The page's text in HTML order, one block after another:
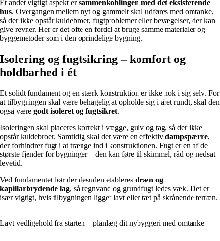
Et andet vigtigt aspekt ersammenkoblingen med det eksisterende
hus. Overgangen mellem nyt og gammelt skal udføres med omtanke,
så der ikke opstår kuldebroer, fugtproblemer eller bevægelser, der kan
give revner. Her er det ofte en fordel at bruge samme materialer og
byggemetoder som i den oprindelige bygning.
Isolering og fugtsikring – komfort og
holdbarhed i ét
Et solidt fundament og en stærk konstruktion er ikke nok i sig selv. For
at tilbygningen skal være behagelig at opholde sig i året rundt, skal den
også være godt isoleret og fugtsikret.
Isoleringen skal placeres korrekt i vægge, gulv og tag, så der ikke
opstår kuldebroer. Samtidig skal der være en effektiv dampspærre,
der forhindrer fugt i at trænge ind i konstruktionen. Fugt er en af de
største fjender for bygninger – den kan føre til skimmel, råd og nedsat
levetid.
Ved fundamentet bør der desuden etableres dræn og
kapillarbrydende lag, så regnvand og grundfugt ledes væk. Det er
især vigtigt, hvis tilbygningen ligger lavt eller tæt på skrånende terræn.
Lavt vedligehold fra starten – planlæg dit nybyggeri med omtanke